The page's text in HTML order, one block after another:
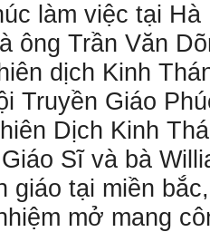
làm việc tại
ông Trần Văn
dịch Kinh
Truyền Giáo
Dịch Kinh
Sĩ và bà
giáo tại miền
mở mang